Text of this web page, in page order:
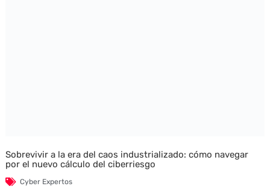
Sobrevivir a la era del caos industrializado: cómo navegar
por el nuevo cálculo del ciberriesgo
Cyber Expertos